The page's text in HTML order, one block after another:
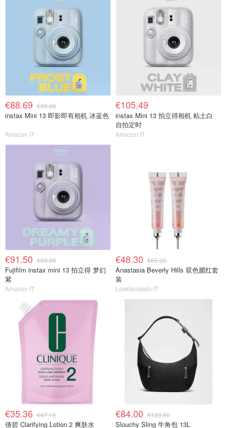
€88.69 €99.98
instax Mini 13 即影即有相机 冰蓝色
Amazon IT
€105.49
instax Mini 13 拍立得相机 粘土白
自拍定时
Amazon IT
€91.50 €99.98
Fujifilm instax mini 13 拍立得 梦幻
紫
Amazon IT
€48.30 €69.00
Anastasia Beverly Hills 双色腮红套
装
Lookfantastic IT
€35.36 €47.15
倩碧 Clarifying Lotion 2 爽肤水
€84.00 €128.00
Slouchy Sling 牛角包 13L